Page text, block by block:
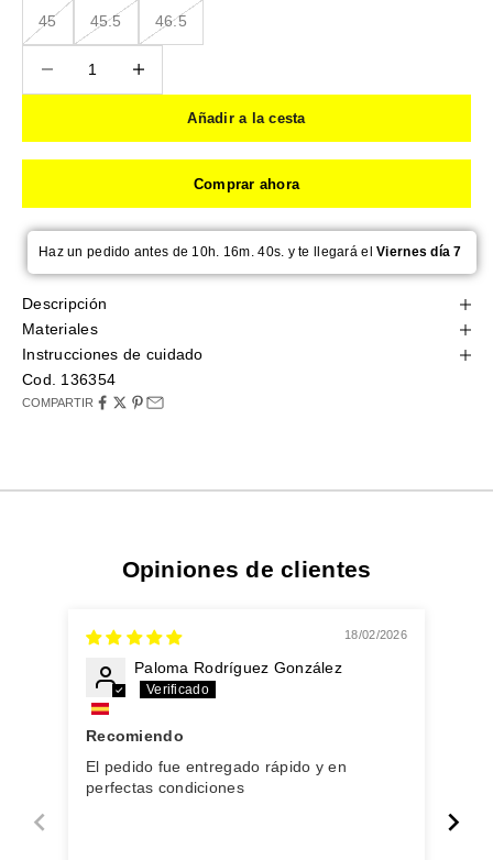
45 45.5 46.5
Añadir a la cesta
Comprar ahora
Haz un pedido antes de 10h. 16m. 39s. y te llegará elViernes día 7
Descripción
Materiales
Instrucciones de cuidado
Cod. 136354
COMPARTIR
Opiniones de clientes
18/02/2026
Paloma Rodríguez González
Recomiendo
El pedido fue entregado rápido y en
perfectas condiciones